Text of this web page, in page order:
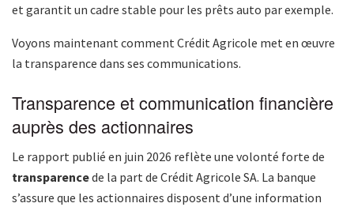
et garantit un cadre stable pour les prêts auto par exemple.
Voyons maintenant comment Crédit Agricole met en œuvre
la transparence dans ses communications.
Transparence et communication financière
auprès des actionnaires
Le rapport publié en juin 2026 reflète une volonté forte de
transparencede la part de Crédit Agricole SA. La banque
s’assure que les actionnaires disposent d’une information